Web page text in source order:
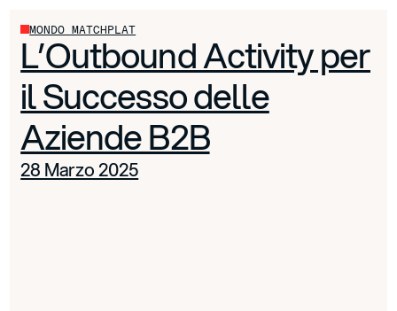
MONDO MATCHPLAT
L’Outbound Activity per
il Successo delle
Aziende B2B
28 Marzo 2025